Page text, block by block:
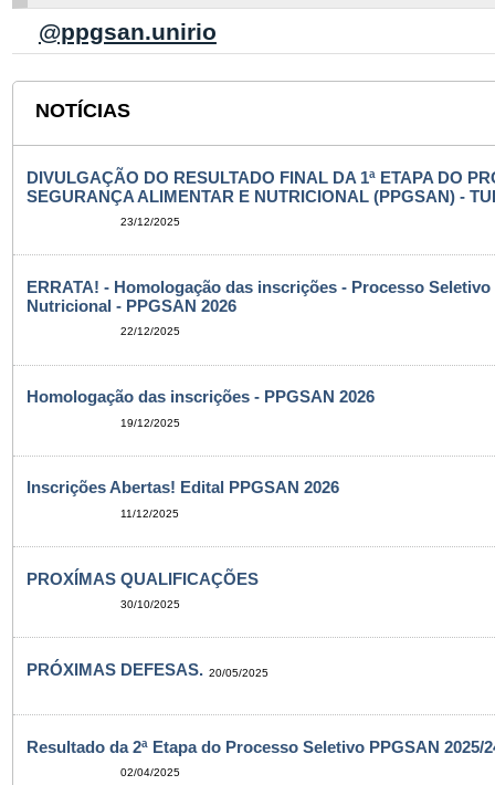
@ppgsan.unirio
NOTÍCIAS
DIVULGAÇÃO DO RESULTADO FINAL DA 1ª ETAPA DO
SEGURANÇA ALIMENTAR E NUTRICIONAL (PPGSAN) -
23/12/2025
ERRATA! - Homologação das inscrições - Processo
Nutricional - PPGSAN 2026
22/12/2025
Homologação das inscrições - PPGSAN 2026
19/12/2025
Inscrições Abertas! Edital PPGSAN 2026
11/12/2025
PROXÍMAS QUALIFICAÇÕES
30/10/2025
PRÓXIMAS DEFESAS. 20/05/2025
Resultado da 2ª Etapa do Processo Seletivo PPGSAN 2025/
02/04/2025